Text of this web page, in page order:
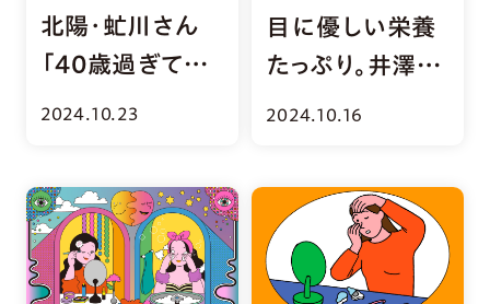
2024.10.23
北陽・虻川さん
「40歳過ぎて気
になる目の不調」
2024.10.16
目に優しい栄養
たっぷり。井澤由
美子さんの食養